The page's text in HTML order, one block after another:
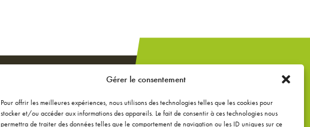
Gérer le consentement
Pour offrir les meilleures expériences, nous utilisons des technologies telles que les cookies pour
stocker et/ou accéder aux informations des appareils. Le fait de consentir à ces technologies nous
permettra de traiter des données telles que le comportement de navigation ou les ID uniques sur ce
Un projet de
extension ou